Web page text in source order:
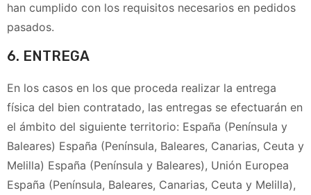
han cumplido con los requisitos necesarios en pedidos
pasados.
6. ENTREGA
En los casos en los que proceda realizar la entrega
física del bien contratado, las entregas se efectuarán en
el ámbito del siguiente territorio: España (Península y
Baleares) España (Península, Baleares, Canarias, Ceuta y
Melilla) España (Península y Baleares), Unión Europea
España (Península, Baleares, Canarias, Ceuta y Melilla),